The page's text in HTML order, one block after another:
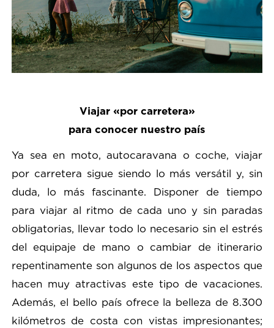
Viajar «por carretera»
para conocer nuestro país
Ya sea en moto, autocaravana o coche, viajar
por carretera sigue siendo lo más versátil y, sin
duda, lo más fascinante. Disponer de tiempo
para viajar al ritmo de cada uno y sin paradas
obligatorias, llevar todo lo necesario sin el estrés
del equipaje de mano o cambiar de itinerario
repentinamente son algunos de los aspectos que
hacen muy atractivas este tipo de vacaciones.
Además, el bello país ofrece la belleza de 8.300
kilómetros de costa con vistas impresionantes;